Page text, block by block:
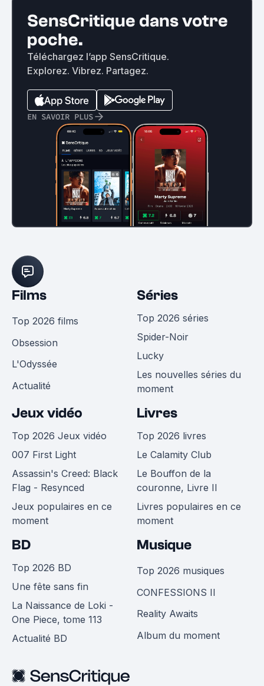
SensCritique dans votre
poche.
Téléchargez l’app SensCritique.
Explorez. Vibrez. Partagez.
EN SAVOIR PLUS
Films
Top 2026 films
Obsession
L'Odyssée
Actualité
Séries
Top 2026 séries
Spider-Noir
Lucky
Les nouvelles séries du
moment
Jeux vidéo
Top 2026 Jeux vidéo
007 First Light
Assassin's Creed: Black
Flag - Resynced
Jeux populaires en ce
moment
Livres
Top 2026 livres
Le Calamity Club
Le Bouffon de la
couronne, Livre II
Livres populaires en ce
moment
BD
Top 2026 BD
Une fête sans fin
La Naissance de Loki -
One Piece, tome 113
Actualité BD
Musique
Top 2026 musiques
CONFESSIONS II
Reality Awaits
Album du moment